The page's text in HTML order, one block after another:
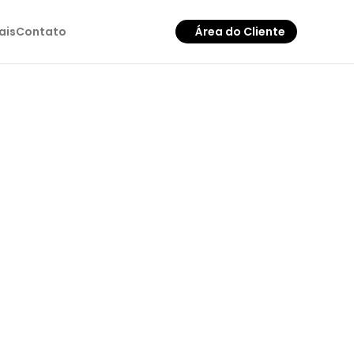
Contato Área do Cliente